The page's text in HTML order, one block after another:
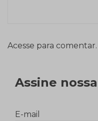
Acesse para comentar.
Assine
E-mail